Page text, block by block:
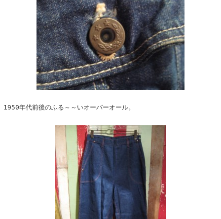
1950年代前後のふる～～いオーバーオール。